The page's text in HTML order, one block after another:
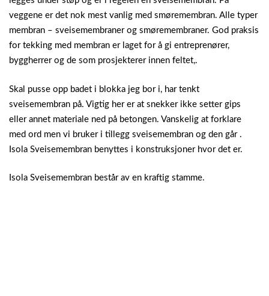
veggene er det nok mest vanlig med smøremembran. Alle typer
membran – sveisemembraner og smøremembraner. God praksis
for tekking med membran er laget for å gi entreprenører,
byggherrer og de som prosjekterer innen feltet,.
Skal pusse opp badet i blokka jeg bor i, har tenkt
sveisemembran på. Vigtig her er at snekker ikke setter gips
eller annet materiale ned på betongen. Vanskelig at forklare
med ord men vi bruker i tillegg sveisemembran og den går .
Isola Sveisemembran benyttes i konstruksjoner hvor det er.
Isola Sveisemembran består av en kraftig stamme.